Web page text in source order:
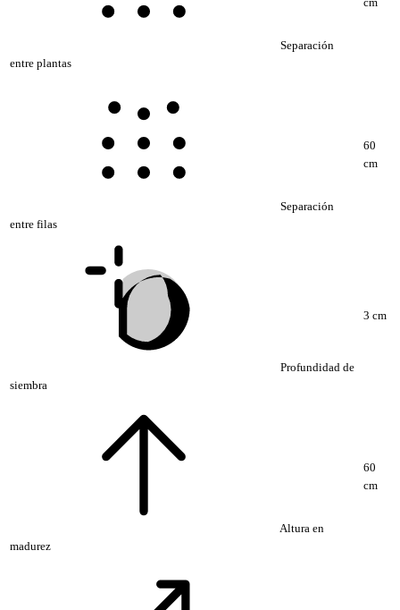
Separación
entre plantas
Separación
entre filas
60
cm
Profundidad de
siembra
3 cm
Altura en
madurez
60
cm